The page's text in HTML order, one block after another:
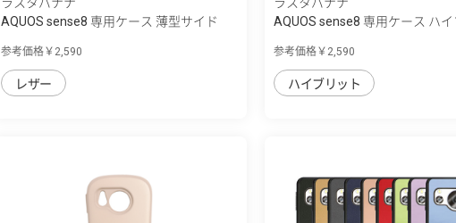
AQUOS sense8 専用ケース 薄型サイド
参考価格￥2,590
レザー
AQUOS sense8 専用ケース ハイ
参考価格￥2,590
ハイブリット